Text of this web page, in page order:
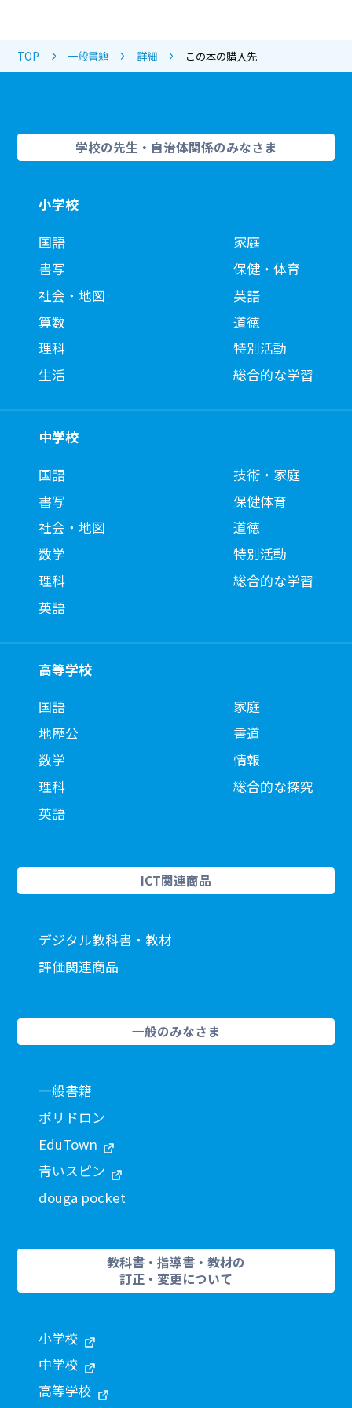
TOP 一般書籍 詳細 この本の購入先
学校の先生・自治体関係のみなさま
小学校
国語
書写
社会・地図
算数
理科
生活
家庭
保健・体育
英語
道徳
特別活動
総合的な学習
中学校
国語
書写
社会・地図
数学
理科
英語
技術・家庭
保健体育
道徳
特別活動
総合的な学習
高等学校
国語
地歴公
数学
理科
英語
家庭
書道
情報
総合的な探究
ICT関連商品
デジタル教科書・教材
評価関連商品
一般のみなさま
一般書籍
ポリドロン
EduTown
青いスピン
douga pocket
教科書・指導書・教材の
訂正・変更について
小学校
中学校
高等学校